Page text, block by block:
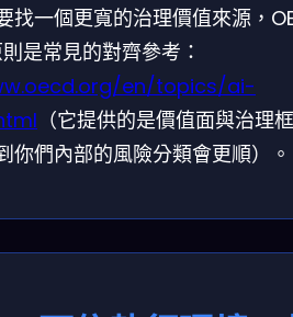
找一個更寬的治理價值來源，
是常見的對齊參考：
en/topics/ai-
（它提供的是價值面與治理
你們內部的風險分類會更順）。